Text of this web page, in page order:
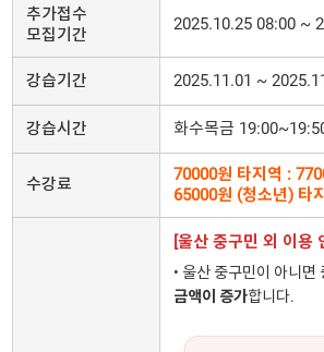
추가접수
모집기간
2025.10.25 08:00 ~
강습기간 2025.11.01 ~
강습시간 화수목금
수강료
70000원 타지역 :
65000원 (청소년) 타
[울산 중구민 외 이용
• 울산 중구민이 아니면
금액이 증가합니다.